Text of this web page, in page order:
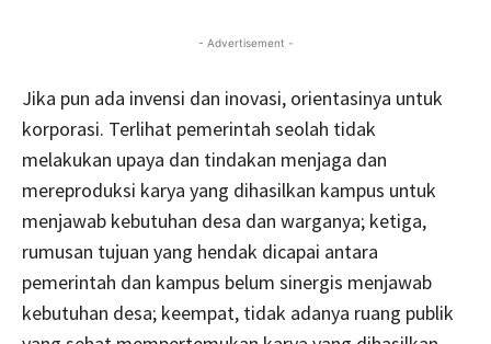
- Advertisement -
Jika pun ada invensi dan inovasi, orientasinya untuk
korporasi. Terlihat pemerintah seolah tidak
melakukan upaya dan tindakan menjaga dan
mereproduksi karya yang dihasilkan kampus untuk
menjawab kebutuhan desa dan warganya; ketiga,
rumusan tujuan yang hendak dicapai antara
pemerintah dan kampus belum sinergis menjawab
kebutuhan desa; keempat, tidak adanya ruang publik